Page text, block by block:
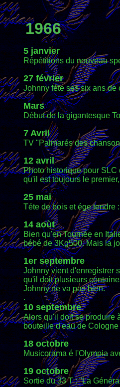
1966
5 janvier
Répétitions du nouveau
27 février
Johnny féte ses six ans de
Mars
Début de la gigantesque
7 Avril
TV "Palmarés des
12 avril
Photo historique pour SLC
qu'il est toujours le
25 mai
Téte de bois et ége tendre
14 aoùt
Bien qu'en Tournée en
bébé de 3Kg500. Mais la
1er septembre
Johnny vient d'enregistrer
qu'il doit plusieurs
Johnny ne va pas bien.
.
10 septembre
Alors qu'il doit se produire
bouteille d'eau de
18 octobre
Musicorama é l'Olympia
19 octobre
Sortie du 33 T : "La